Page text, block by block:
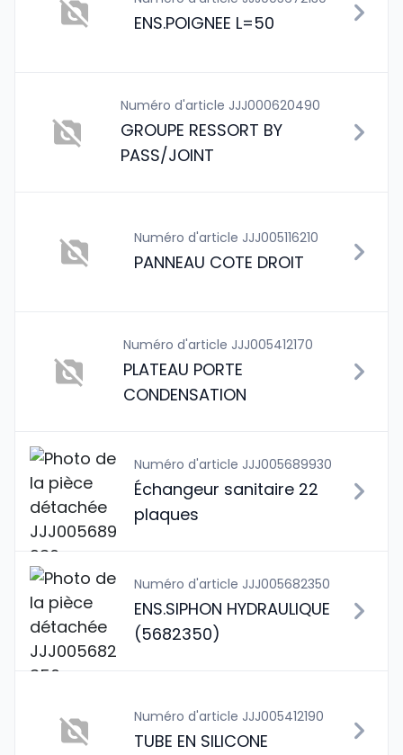
ENS.POIGNEE L=50
Numéro d'article JJJ000620490
GROUPE RESSORT BY
PASS/JOINT
Numéro d'article JJJ005116210
PANNEAU COTE DROIT
Numéro d'article JJJ005412170
PLATEAU PORTE
CONDENSATION
Numéro d'article JJJ005689930
Échangeur sanitaire 22
plaques
Numéro d'article JJJ005682350
ENS.SIPHON HYDRAULIQUE
(5682350)
Numéro d'article JJJ005412190
TUBE EN SILICONE